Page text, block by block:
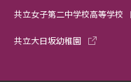
共立女子第二中学校高等学校
共立大日坂幼稚園